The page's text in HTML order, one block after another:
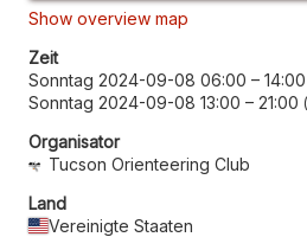
Show overview map
Zeit
Sonntag 2024-09-08 06:00 – 14:00
Sonntag 2024-09-08 13:00 – 21:00
Organisator
Tucson Orienteering Club
Land
Vereinigte Staaten